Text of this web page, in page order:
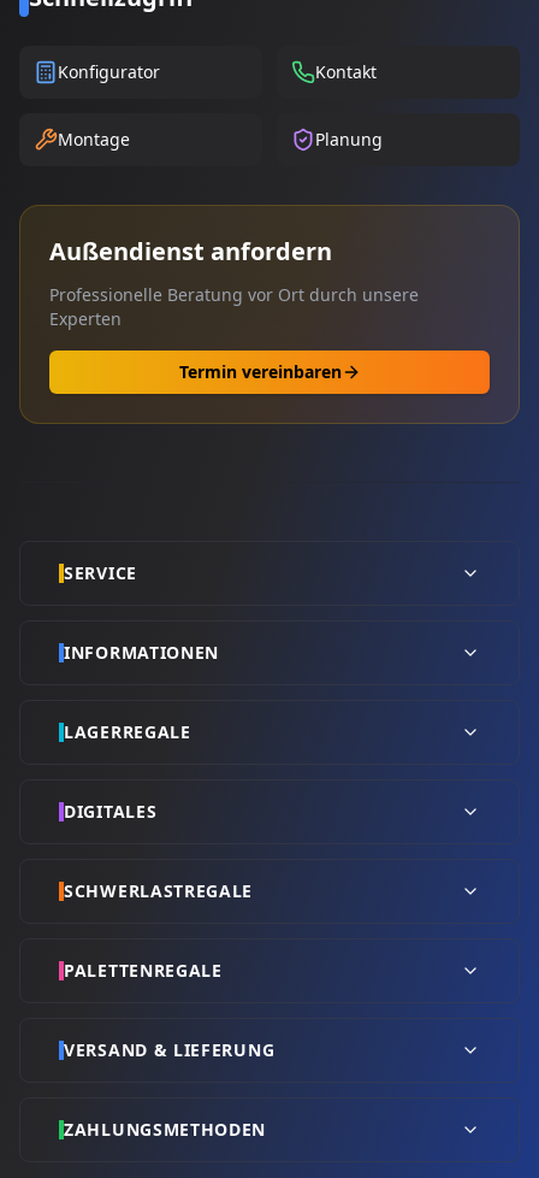
Konfigurator Kontakt
Montage Planung
Außendienst anfordern
Professionelle Beratung vor Ort durch unsere
Experten
Termin vereinbaren
SERVICE
INFORMATIONEN
LAGERREGALE
DIGITALES
SCHWERLASTREGALE
PALETTENREGALE
VERSAND & LIEFERUNG
ZAHLUNGSMETHODEN